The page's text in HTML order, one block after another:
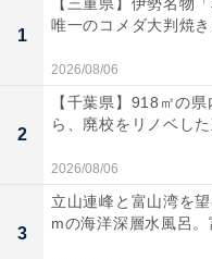
1
【三重県】伊勢名物
唯一のコメダ大判焼
2026/08/06
2
【千葉県】918㎡の
ら、廃校をリノベし
2026/08/06
3
立山連峰と富山湾を
mの海洋深層水風呂